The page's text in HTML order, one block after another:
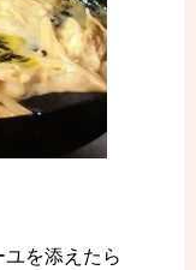
を添えたら